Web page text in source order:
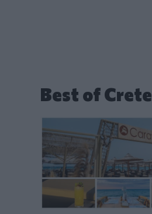
Best of Crete